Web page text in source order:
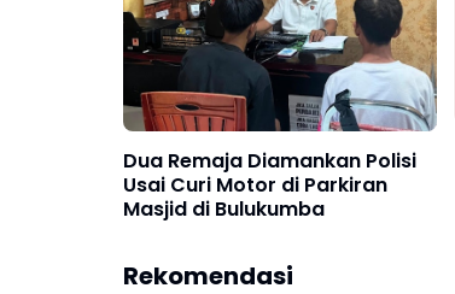
Dua Remaja Diamankan Polisi
Usai Curi Motor di Parkiran
Masjid di Bulukumba
Rekomendasi